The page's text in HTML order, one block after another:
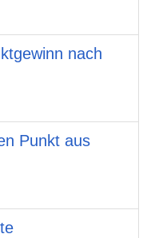
nach
Punkt aus